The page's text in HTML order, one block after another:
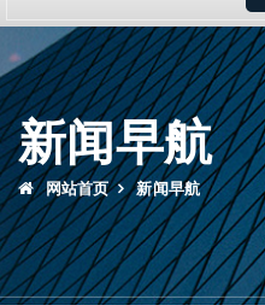
新闻早航
网站首页 新闻早航